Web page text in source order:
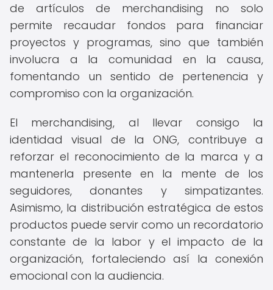
de artículos de merchandising no solo
permite recaudar fondos para financiar
proyectos y programas, sino que también
involucra a la comunidad en la causa,
fomentando un sentido de pertenencia y
compromiso con la organización.
El merchandising, al llevar consigo la
identidad visual de la ONG, contribuye a
reforzar el reconocimiento de la marca y a
mantenerla presente en la mente de los
seguidores, donantes y simpatizantes.
Asimismo, la distribución estratégica de estos
productos puede servir como un recordatorio
constante de la labor y el impacto de la
organización, fortaleciendo así la conexión
emocional con la audiencia.